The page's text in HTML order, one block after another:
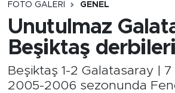
FOTO GALERI GENEL
Unutulmaz
Beşiktaş derbileri
Beşiktaş 1-2 Galatasaray | 7
2005-2006 sezonunda
Tüm Manşetler
Son Dakika Haberleri
Haber Arşivi